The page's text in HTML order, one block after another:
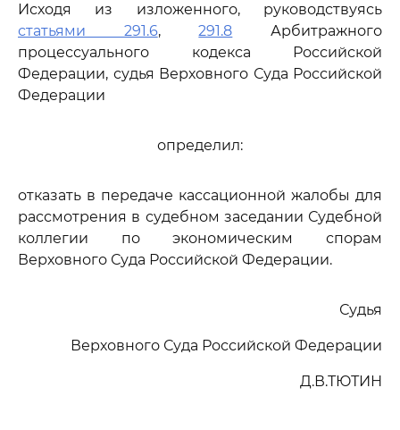
Исходя из изложенного, руководствуясь
статьями 291.6,291.8 Арбитражного
процессуального кодекса Российской
Федерации, судья Верховного Суда Российской
Федерации
определил:
отказать в передаче кассационной жалобы для
рассмотрения в судебном заседании Судебной
коллегии по экономическим спорам
Верховного Суда Российской Федерации.
Судья
Верховного Суда Российской Федерации
Д.В.ТЮТИН